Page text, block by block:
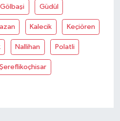
Gölbaşi Güdül
Kalecik Keçiören
Nallihan Polatli
Şereflikoçhisar